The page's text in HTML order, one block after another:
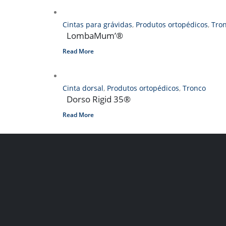
Cintas para grávidas, Produtos ortopédicos,
LombaMum’®
Read More
Cinta dorsal, Produtos ortopédicos, Tronco
Dorso Rigid 35®
Read More